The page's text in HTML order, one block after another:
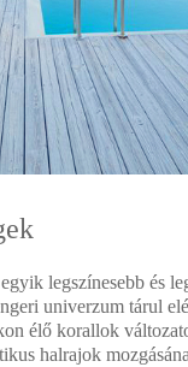
legszínesebb és
univerzum tárul
élő korallok
halrajok